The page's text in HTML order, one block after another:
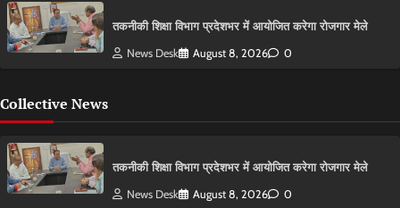
तकनीकी शिक्षा विभाग प्रदेशभर में आयोजित करेगा रोजगार मेले
News Desk August 8, 2026 0
Collective News
तकनीकी शिक्षा विभाग प्रदेशभर में आयोजित करेगा रोजगार मेले
News Desk August 8, 2026 0